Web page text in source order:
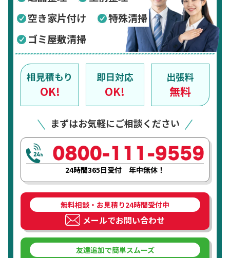
空き家片付け
特殊清掃
ゴミ屋敷清掃
相見積もり
OK!
即日対応
OK!
出張料
無料
まずはお気軽にご相談ください
24時間365日受付 年中無休！
無料相談・お見積り24時間受付中
メールでお問い合わせ
友達追加で簡単スムーズ